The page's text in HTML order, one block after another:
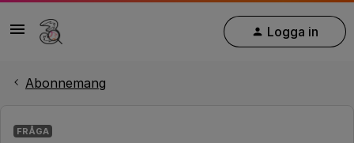
Logga in
Abonnemang
FRÅGA